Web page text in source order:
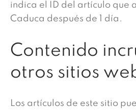
indica el ID del artículo que
Caduca después de 1 día.
Contenido
otros sitios
Los artículos de este sitio